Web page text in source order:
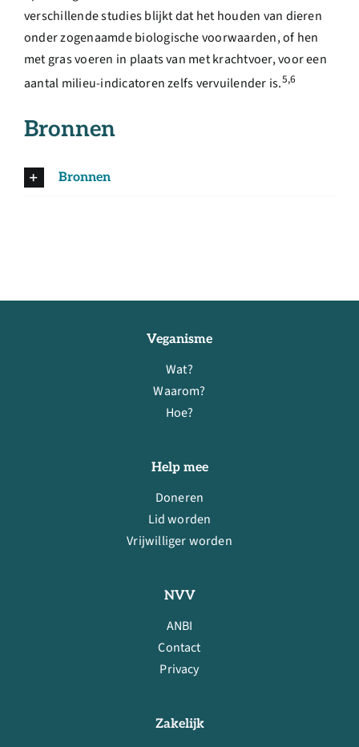
verschillende studies blijkt dat het houden van dieren
onder zogenaamde biologische voorwaarden, of hen
met gras voeren in plaats van met krachtvoer, voor een
aantal milieu-indicatoren zelfs vervuilender is.5,6
Bronnen
Bronnen
Veganisme
Wat?
Waarom?
Hoe?
Help mee
Doneren
Lid worden
Vrijwilliger worden
NVV
ANBI
Contact
Privacy
Zakelijk